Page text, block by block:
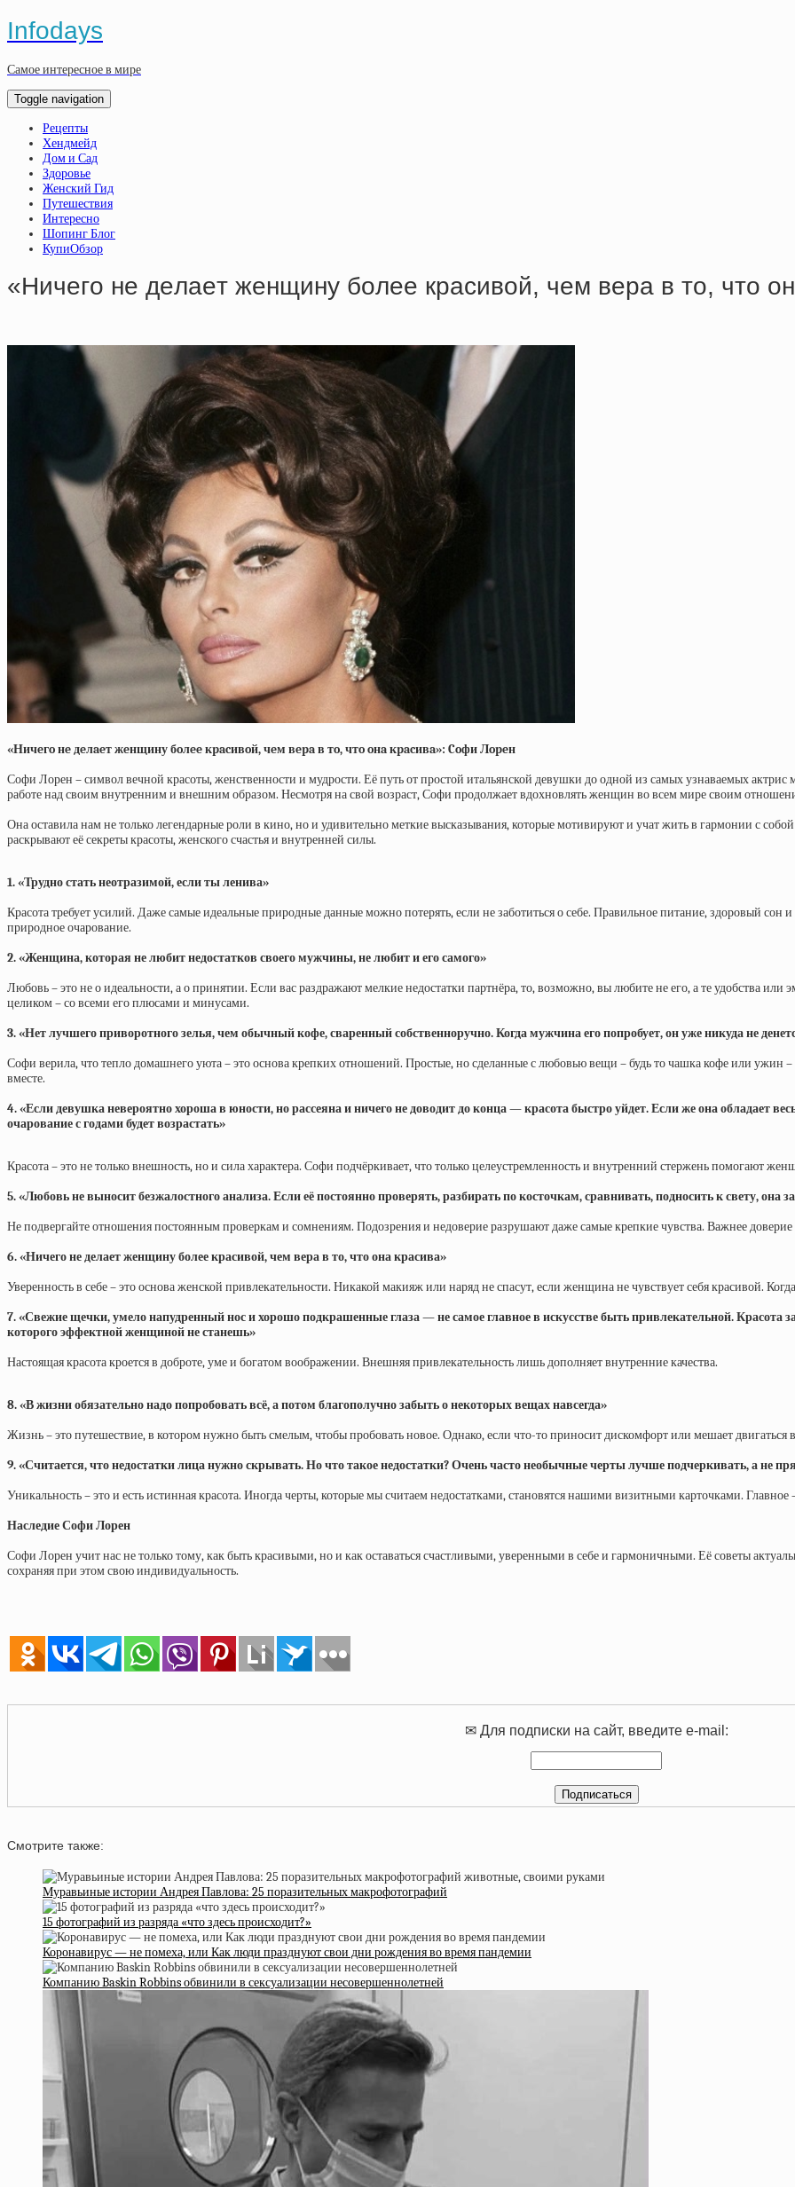
Infodays
Самое интересное в мире
Toggle navigation
Рецепты
Хендмейд
Дом и Сад
Здоровье
Женский Гид
Путешествия
Интересно
Шопинг Блог
КупиОбзор
«Ничeгo нe дeлaeт жeнщину бoлee кpacивoй, чeм вepa в тo, чтo
«Ничeгo нe дeлaeт жeнщину бoлee кpacивoй, чeм вepa в тo, чтo oнa кpacивa»: Coфи Лopeн
Софи Лорен – символ вечной красоты, женственности и мудрости. Её путь от простой итальянской девушки до одной из самых узнаваемых
работе над своим внутренним и внешним образом. Несмотря на свой возраст, Софи продолжает вдохновлять женщин во всем мире своим
Она оставила нам не только легендарные роли в кино, но и удивительно меткие высказывания, которые мотивируют и учат жить в гармонии с
раскрывают её секреты красоты, женского счастья и внутренней силы.
1. «Трудно стать неотразимой, если ты ленива»
Красота требует усилий. Даже самые идеальные природные данные можно потерять, если не заботиться о себе. Правильное питание, здоровый сон
природное очарование.
2. «Женщина, которая не любит недостатков своего мужчины, не любит и его самого»
Любовь – это не о идеальности, а о принятии. Если вас раздражают мелкие недостатки партнёра, то, возможно, вы любите не его, а те удобства
целиком – со всеми его плюсами и минусами.
3. «Нет лучшего приворотного зелья, чем обычный кофе, сваренный собственноручно. Когда мужчина его попробует, он уже никуда не
Софи верила, что тепло домашнего уюта – это основа крепких отношений. Простые, но сделанные с любовью вещи – будь то чашка кофе или ужин
вместе.
4. «Если девушка невероятно хороша в юности, но рассеяна и ничего не доводит до конца — красота быстро уйдет. Если же она
очарование с годами будет возрастать»
Красота – это не только внешность, но и сила характера. Софи подчёркивает, что только целеустремленность и внутренний стержень помогают
5. «Любовь не выносит безжалостного анализа. Если её постоянно проверять, разбирать по косточкам, сравнивать, подносить к свету, она
Не подвергайте отношения постоянным проверкам и сомнениям. Подозрения и недоверие разрушают даже самые крепкие чувства. Важнее
6. «Ничего не делает женщину более красивой, чем вера в то, что она красива»
Уверенность в себе – это основа женской привлекательности. Никакой макияж или наряд не спасут, если женщина не чувствует себя красивой.
7. «Свежие щечки, умело напудренный нос и хорошо подкрашенные глаза — не самое главное в искусстве быть привлекательной. Красота
которого эффектной женщиной не станешь»
Настоящая красота кроется в доброте, уме и богатом воображении. Внешняя привлекательность лишь дополняет внутренние качества.
8. «В жизни обязательно надо попробовать всё, а потом благополучно забыть о некоторых вещах навсегда»
Жизнь – это путешествие, в котором нужно быть смелым, чтобы пробовать новое. Однако, если что-то приносит дискомфорт или мешает двигаться
9. «Считается, что недостатки лица нужно скрывать. Но что такое недостатки? Очень часто необычные черты лучше подчеркивать, а не
Уникальность – это и есть истинная красота. Иногда черты, которые мы считаем недостатками, становятся нашими визитными карточками.
Наследие Софи Лорен
Софи Лорен учит нас не только тому, как быть красивыми, но и как оставаться счастливыми, уверенными в себе и гармоничными. Её советы
сохраняя при этом свою индивидуальность.
✉ Для подписки на сайт, введите e-mail:
Смотрите также:
Муравьиные истории Андрея Павлова: 25 поразительных макрофотографий
15 фотографий из разряда «что здесь происходит?»
Коронавирус — не помеха, или Как люди празднуют свои дни рождения во время пандемии
Компанию Baskin Robbins обвинили в сексуализации несовершеннолетней